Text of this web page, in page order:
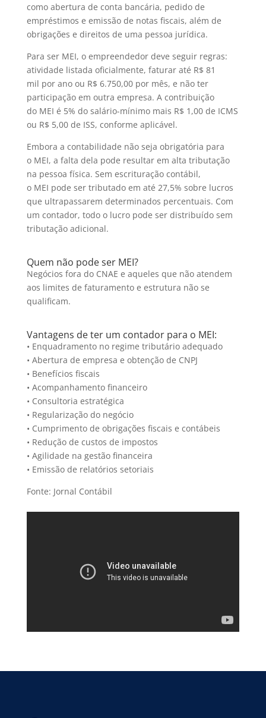
como abertura de conta bancária, pedido de
empréstimos e emissão de notas fiscais, além de
obrigações e direitos de uma pessoa jurídica.
Para ser MEI, o empreendedor deve seguir regras:
atividade listada oficialmente, faturar até R$ 81
mil por ano ou R$ 6.750,00 por mês, e não ter
participação em outra empresa. A contribuição
do MEI é 5% do salário-mínimo mais R$ 1,00 de ICMS
ou R$ 5,00 de ISS, conforme aplicável.
Embora a contabilidade não seja obrigatória para
o MEI, a falta dela pode resultar em alta tributação
na pessoa física. Sem escrituração contábil,
o MEI pode ser tributado em até 27,5% sobre lucros
que ultrapassarem determinados percentuais. Com
um contador, todo o lucro pode ser distribuído sem
tributação adicional.
Quem não pode ser MEI?
Negócios fora do CNAE e aqueles que não atendem
aos limites de faturamento e estrutura não se
qualificam.
Vantagens de ter um contador para o MEI:
• Enquadramento no regime tributário adequado
• Abertura de empresa e obtenção de CNPJ
• Benefícios fiscais
• Acompanhamento financeiro
• Consultoria estratégica
• Regularização do negócio
• Cumprimento de obrigações fiscais e contábeis
• Redução de custos de impostos
• Agilidade na gestão financeira
• Emissão de relatórios setoriais
Fonte: Jornal Contábil